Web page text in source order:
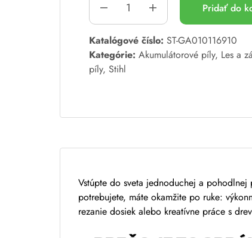
Pridať do
A
l
t
e
:
Katalógové číslo: ST-GA010116910
Kategórie: Akumulátorové píly, Les a
píly, Stihl
Vstúpte do sveta jednoduchej a pohodlnej
potrebujete, máte okamžite po ruke:
rezanie dosiek alebo kreatívne práce s